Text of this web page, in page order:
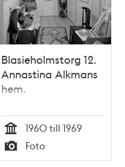
Blasieholmstorg 12.
Annastina Alkmans
hem.
Tid
1960 till 1969
Typ
Foto